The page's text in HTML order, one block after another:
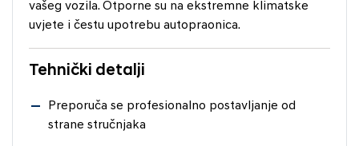
vašeg vozila. Otporne su na ekstremne klimatske
uvjete i čestu upotrebu autopraonica.
Tehnički detalji
Preporuča se profesionalno postavljanje od
strane stručnjaka